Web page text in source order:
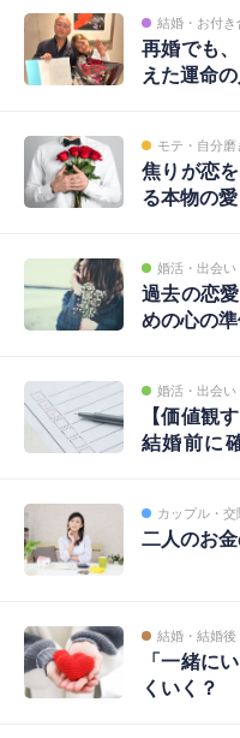
結婚・お付き
再婚でも
えた運命
モテ・自分磨
焦りが恋
る本物の
婚活・出会い
過去の恋
めの心の
婚活・出会い
【価値観
結婚前に
カップル・交
二人のお
結婚・結婚後
「一緒に
くいく？